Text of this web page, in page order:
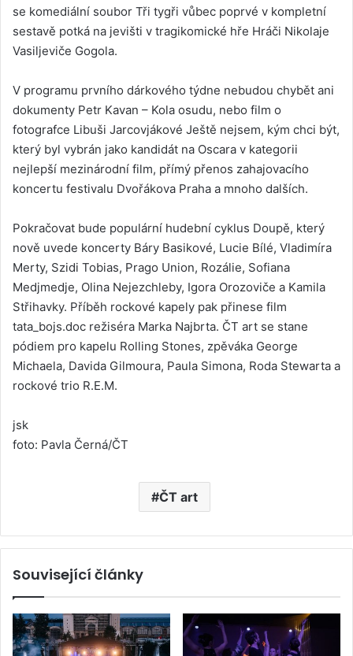
se komediální soubor Tři tygři vůbec poprvé v kompletní
sestavě potká na jevišti v tragikomické hře Hráči Nikolaje
Vasiljeviče Gogola.
V programu prvního dárkového týdne nebudou chybět ani
dokumenty Petr Kavan – Kola osudu, nebo film o
fotografce Libuši Jarcovjákové Ještě nejsem, kým chci být,
který byl vybrán jako kandidát na Oscara v kategorii
nejlepší mezinárodní film, přímý přenos zahajovacího
koncertu festivalu Dvořákova Praha a mnoho dalších.
Pokračovat bude populární hudební cyklus Doupě, který
nově uvede koncerty Báry Basikové, Lucie Bílé, Vladimíra
Merty, Szidi Tobias, Prago Union, Rozálie, Sofiana
Medjmedje, Olina Nejezchleby, Igora Orozoviče a Kamila
Střihavky. Příběh rockové kapely pak přinese film
tata_bojs.doc režiséra Marka Najbrta. ČT art se stane
pódiem pro kapelu Rolling Stones, zpěváka George
Michaela, Davida Gilmoura, Paula Simona, Roda Stewarta a
rockové trio R.E.M.
jsk
foto: Pavla Černá/ČT
ČT art
Související články